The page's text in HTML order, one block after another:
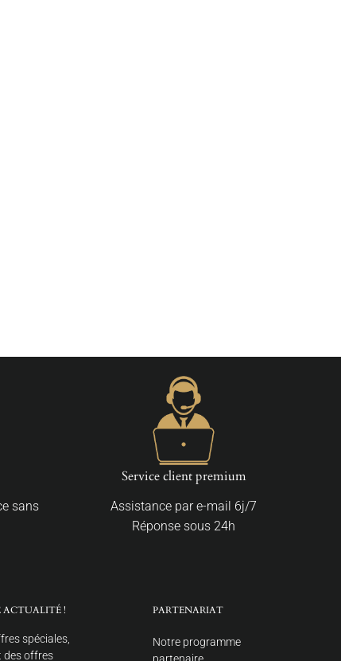
sans
Service client premium
Assistance par e-mail 6j/7
Réponse sous 24h
ACTUALITÉ !
spéciales,
des offres
PARTENARIAT
Notre programme